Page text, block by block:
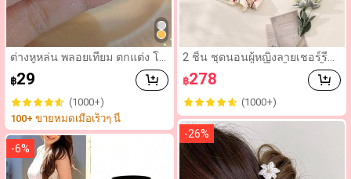
ต่างหูหล่น พลอยเทียม ตกแต่ง โบ
฿29
(1000+)
100+ ขายหมดเมื่อเร็วๆ นี้
-6%
2 ชิ้น ชุดนอนผู้หญิงลายเชอร์รี่
สำหรับฤดูร้อน, เสื้อเชิ้ตแขนสั้นติ
ดกระดุมและกางเกงขาสั้น, ชุดอ
ยู่บ้านลำลอง
฿278
(1000+)
-26%